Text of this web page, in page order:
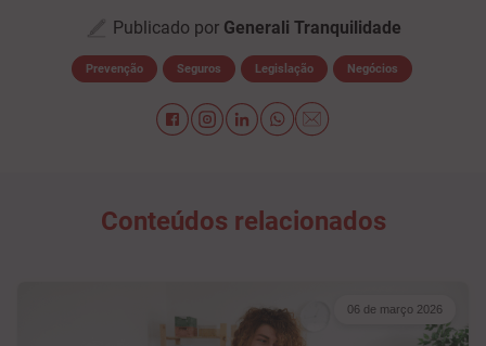
Publicado por Generali Tranquilidade
Prevenção Seguros Legislação Negócios
Conteúdos relacionados
06 de março 2026